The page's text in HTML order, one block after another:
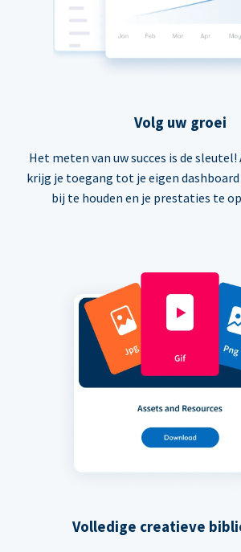
Volg uw groei
Het meten van uw succes is de
krijg je toegang tot je eigen
bij te houden en je prestaties te
Volledige creatieve